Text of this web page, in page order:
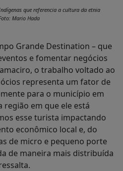
que referencia a cultura da etnia
Mario Hada
Grande Destination – que
e fomentar negócios
o trabalho voltado ao
representa um fator de
para o município em
região em que ele está
esse turista impactando
econômico local e, do
de micro e pequeno porte
de maneira mais distribuída